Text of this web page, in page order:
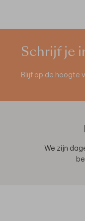
Schrijf je
Blijf op de hoogte
We zijn